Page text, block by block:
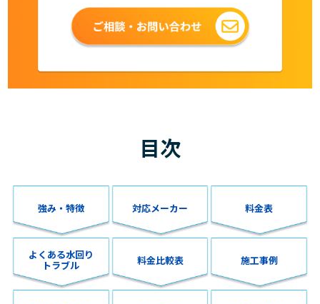
目次
強み・特徴 対応メーカー 料金表
よくある水回り
トラブル 料金比較表 施工事例